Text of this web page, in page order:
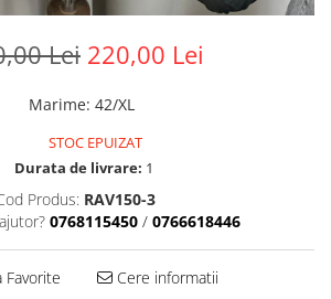
Lei 220,00 Lei
Marime: 42/XL
STOC EPUIZAT
Durata de livrare: 1
Produs: RAV150-3
0768115450 / 0766618446
Favorite Cere informatii